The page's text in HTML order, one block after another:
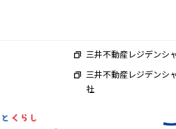
三井不動産レジデンシ
三井不動産レジデンシ
社